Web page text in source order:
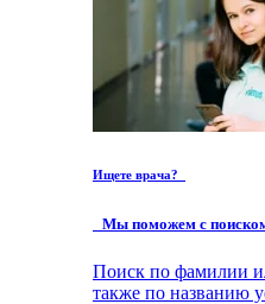
Ищете врача?
Мы поможем с
Поиск по фамилии
также по названию